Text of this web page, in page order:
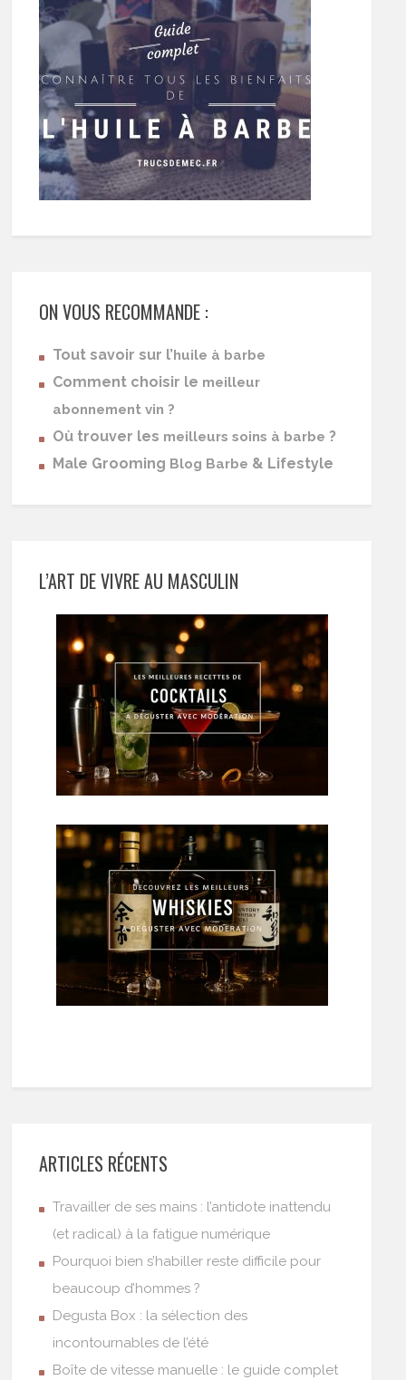
ON VOUS RECOMMANDE :
Tout savoir sur l’huile à barbe
Comment choisir le meilleur
abonnement vin ?
Où trouver les meilleurs soins à barbe ?
Male Grooming Blog Barbe & Lifestyle
L’ART DE VIVRE AU MASCULIN
ARTICLES RÉCENTS
Travailler de ses mains : l’antidote inattendu
(et radical) à la fatigue numérique
Pourquoi bien s’habiller reste difficile pour
beaucoup d’hommes ?
Degusta Box : la sélection des
incontournables de l’été
Boîte de vitesse manuelle : le guide complet